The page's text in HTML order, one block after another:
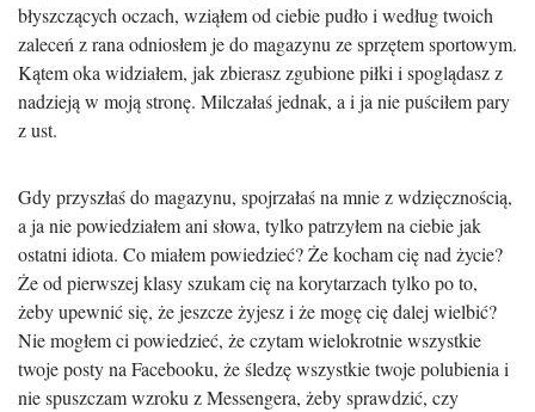
błyszczących oczach, wziąłem od ciebie pudło i według twoich
zaleceń z rana odniosłem je do magazynu ze sprzętem sportowym.
Kątem oka widziałem, jak zbierasz zgubione piłki i spoglądasz z
nadzieją w moją stronę. Milczałaś jednak, a i ja nie puściłem pary
z ust.
Gdy przyszłaś do magazynu, spojrzałaś na mnie z wdzięcznością,
a ja nie powiedziałem ani słowa, tylko patrzyłem na ciebie jak
ostatni idiota. Co miałem powiedzieć? Że kocham cię nad życie?
Że od pierwszej klasy szukam cię na korytarzach tylko po to,
żeby upewnić się, że jeszcze żyjesz i że mogę cię dalej wielbić?
Nie mogłem ci powiedzieć, że czytam wielokrotnie wszystkie
twoje posty na Facebooku, że śledzę wszystkie twoje polubienia i
nie spuszczam wzroku z Messengera, żeby sprawdzić, czy